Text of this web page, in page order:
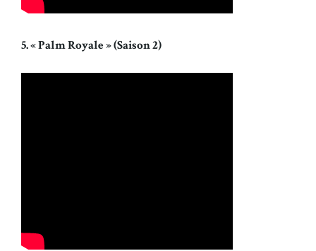
5. « Palm Royale » (Saison 2)